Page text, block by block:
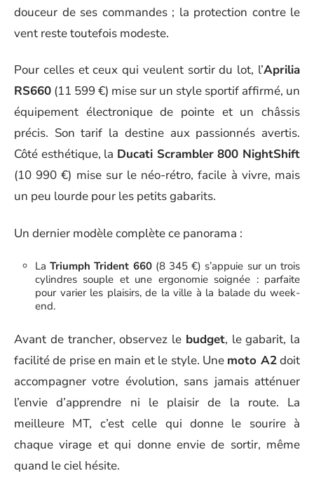
douceur de ses commandes ; la protection contre le
vent reste toutefois modeste.
Pour celles et ceux qui veulent sortir du lot, l’Aprilia
RS660 (11 599 €) mise sur un style sportif affirmé, un
équipement électronique de pointe et un châssis
précis. Son tarif la destine aux passionnés avertis.
Côté esthétique, la Ducati Scrambler 800 NightShift
(10 990 €) mise sur le néo-rétro, facile à vivre, mais
un peu lourde pour les petits gabarits.
Un dernier modèle complète ce panorama :
LaTriumph Trident 660(8 345 €) s’appuie sur un trois
cylindres souple et une ergonomie soignée : parfaite
pour varier les plaisirs, de la ville à la balade du week-
end.
Avant de trancher, observez le budget, le gabarit, la
facilité de prise en main et le style. Une moto A2doit
accompagner votre évolution, sans jamais atténuer
l’envie d’apprendre ni le plaisir de la route. La
meilleure MT, c’est celle qui donne le sourire à
chaque virage et qui donne envie de sortir, même
quand le ciel hésite.